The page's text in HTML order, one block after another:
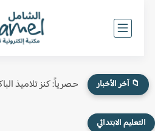
📁 آخر الأخبار
الابتدائي